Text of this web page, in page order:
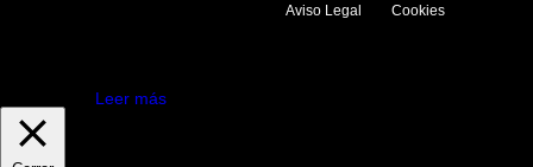
Aviso Legal Cookies
Leer más